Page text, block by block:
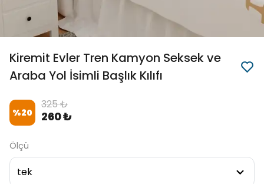
Kiremit Evler Tren Kamyon Seksek ve
Araba Yol İsimli Başlık Kılıfı
%20
325 ₺
260 ₺
Ölçü